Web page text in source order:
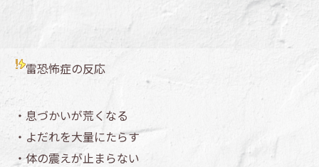
雷恐怖症の反応
・息づかいが荒くなる
・よだれを大量にたらす
・体の震えが止まらない